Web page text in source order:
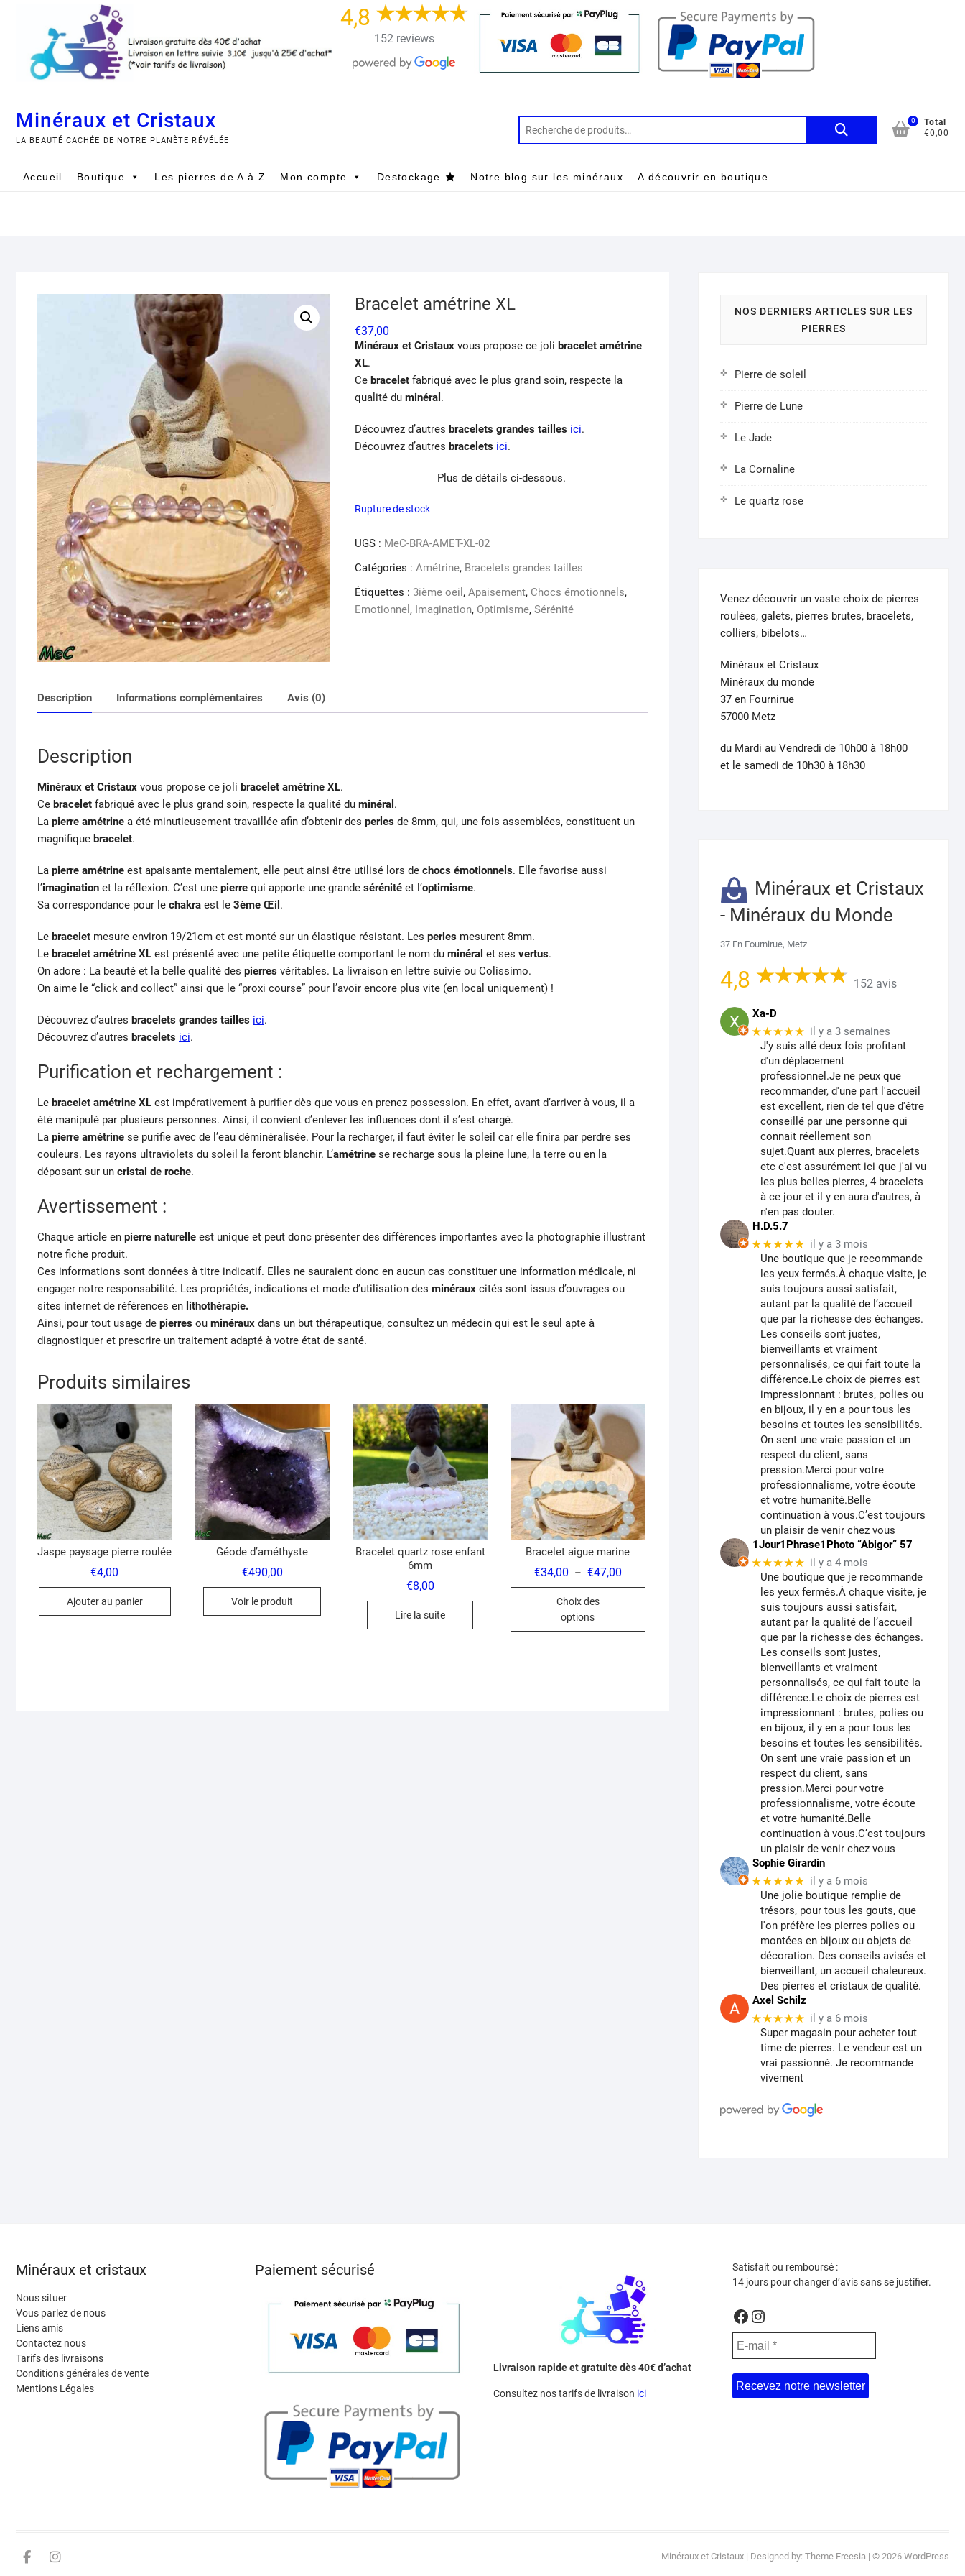
4,8
152 reviews
Minéraux et Cristaux
LA BEAUTÉ CACHÉE DE NOTRE PLANÈTE RÉVÉLÉE
Recherche
0
Total
€0,00
Accueil Boutique Les pierres de A à Z Mon compte Destockage Notre blog sur les minéraux A découvrir en boutique
Bracelet amétrine XL
€37,00
Minéraux et Cristaux vous propose ce joli bracelet amétrine
XL.
Ce bracelet fabriqué avec le plus grand soin, respecte la
qualité du minéral .
Découvrez d’autres bracelets grandes tailles ici.
Découvrez d’autres bracelets ici.
Plus de détails ci-dessous.
Rupture de stock
UGS : MeC-BRA-AMET-XL-02
Catégories : Amétrine, Bracelets grandes tailles
Étiquettes : 3ième oeil , Apaisement, Chocs émotionnels,
Emotionnel , Imagination, Optimisme, Sérénité
Description Informations complémentaires Avis (0)
Description
Minéraux et Cristaux vous propose ce joli bracelet amétrine XL.
Ce bracelet fabriqué avec le plus grand soin, respecte la qualité du minéral .
La pierre amétrine a été minutieusement travaillée afin d’obtenir des perles de 8mm, qui, une fois assemblées, constituent un
magnifique bracelet.
La pierre amétrine est apaisante mentalement, elle peut ainsi être utilisé lors de chocs émotionnels. Elle favorise aussi
l’imagination et la réflexion. C’est une pierre qui apporte une grande sérénité et l’optimisme.
Sa correspondance pour le chakra est le 3ème Œil .
Le bracelet mesure environ 19/21cm et est monté sur un élastique résistant. Les perles mesurent 8mm.
Le bracelet amétrine XL est présenté avec une petite étiquette comportant le nom du minéral et ses vertus.
On adore : La beauté et la belle qualité des pierres véritables. La livraison en lettre suivie ou Colissimo.
On aime le “click and collect” ainsi que le “proxi course” pour l’avoir encore plus vite (en local uniquement) !
Découvrez d’autres bracelets grandes tailles ici.
Découvrez d’autres bracelets ici.
Purification et rechargement :
Le bracelet amétrine XL est impérativement à purifier dès que vous en prenez possession. En effet, avant d’arriver à vous, il a
été manipulé par plusieurs personnes. Ainsi, il convient d’enlever les influences dont il s’est chargé.
La pierre amétrine se purifie avec de l’eau déminéralisée. Pour la recharger, il faut éviter le soleil car elle finira par perdre ses
couleurs. Les rayons ultraviolets du soleil la feront blanchir. L’amétrine se recharge sous la pleine lune, la terre ou en la
déposant sur un cristal de roche.
Avertissement :
Chaque article en pierre naturelle est unique et peut donc présenter des différences importantes avec la photographie illustrant
notre fiche produit.
Ces informations sont données à titre indicatif. Elles ne sauraient donc en aucun cas constituer une information médicale, ni
engager notre responsabilité. Les propriétés, indications et mode d’utilisation des minéraux cités sont issus d’ouvrages ou
sites internet de références en lithothérapie.
Ainsi, pour tout usage de pierres ou minéraux dans un but thérapeutique, consultez un médecin qui est le seul apte à
diagnostiquer et prescrire un traitement adapté à votre état de santé.
Produits similaires
Jaspe paysage pierre roulée
€4,00
Ajouter au panier
Géode d’améthyste
€490,00
Voir le produit
Bracelet quartz rose enfant
6mm
€8,00
Lire la suite
Bracelet aigue marine
€34,00 – €47,00Plage
Choix des
options
Ce
NOS DERNIERS ARTICLES SUR LES
PIERRES
Pierre de soleil
Pierre de Lune
Le Jade
La Cornaline
Le quartz rose
Venez découvrir un vaste choix de pierres
roulées, galets, pierres brutes, bracelets,
colliers, bibelots…
Minéraux et Cristaux
Minéraux du monde
37 en Fournirue
57000 Metz
du Mardi au Vendredi de 10h00 à 18h00
et le samedi de 10h30 à 18h30
Minéraux et Cristaux
- Minéraux du Monde
37 En Fournirue, Metz
4,8 152 avis
Xa-D
★★★★★ il y a 3 semaines
J'y suis allé deux fois profitant
d'un déplacement
professionnel.Je ne peux que
recommander, d'une part l'accueil
est excellent, rien de tel que d'être
conseillé par une personne qui
connait réellement son
sujet.Quant aux pierres, bracelets
etc c'est assurément ici que j'ai vu
les plus belles pierres, 4 bracelets
à ce jour et il y en aura d'autres, à
n'en pas douter.
H.D.5.7
★★★★★ il y a 3 mois
Une boutique que je recommande
les yeux fermés.À chaque visite, je
suis toujours aussi satisfait,
autant par la qualité de l’accueil
que par la richesse des échanges.
Les conseils sont justes,
bienveillants et vraiment
personnalisés, ce qui fait toute la
différence.Le choix de pierres est
impressionnant : brutes, polies ou
en bijoux, il y en a pour tous les
besoins et toutes les sensibilités.
On sent une vraie passion et un
respect du client, sans
pression.Merci pour votre
professionnalisme, votre écoute
et votre humanité.Belle
continuation à vous.C’est toujours
un plaisir de venir chez vous
1Jour1Phrase1Photo “Abigor” 57
★★★★★ il y a 4 mois
Une boutique que je recommande
les yeux fermés.À chaque visite, je
suis toujours aussi satisfait,
autant par la qualité de l’accueil
que par la richesse des échanges.
Les conseils sont justes,
bienveillants et vraiment
personnalisés, ce qui fait toute la
différence.Le choix de pierres est
impressionnant : brutes, polies ou
en bijoux, il y en a pour tous les
besoins et toutes les sensibilités.
On sent une vraie passion et un
respect du client, sans
pression.Merci pour votre
professionnalisme, votre écoute
et votre humanité.Belle
continuation à vous.C’est toujours
un plaisir de venir chez vous
Sophie Girardin
★★★★★ il y a 6 mois
Une jolie boutique remplie de
trésors, pour tous les gouts, que
l'on préfère les pierres polies ou
montées en bijoux ou objets de
décoration. Des conseils avisés et
bienveillant, un accueil chaleureux.
Des pierres et cristaux de qualité.
Axel Schilz
★★★★★ il y a 6 mois
Super magasin pour acheter tout
time de pierres. Le vendeur est un
vrai passionné. Je recommande
vivement
Minéraux et cristaux
Nous situer
Vous parlez de nous
Liens amis
Contactez nous
Tarifs des livraisons
Conditions générales de vente
Mentions Légales
Paiement sécurisé
Livraison rapide et gratuite dès 40€ d’achat
Consultez nos tarifs de livraison ici
Satisfait ou remboursé :
14 jours pour changer d’avis sans se justifier.
Facebook
Instagram
Facebook
Instagram Minéraux et Cristaux | Designed by: Theme Freesia | © 2026 WordPress